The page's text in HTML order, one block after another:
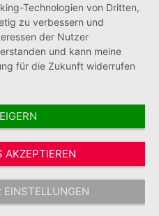
zzgl.Versandkostenund ggf.
nicht anders angegeben.
Hilfe e.V. - Alle Rechte
Technologien von Dritten,
zu verbessern und
der Nutzer
und kann meine
für die Zukunft widerrufen
AKZEPTIEREN
EINSTELLUNGEN